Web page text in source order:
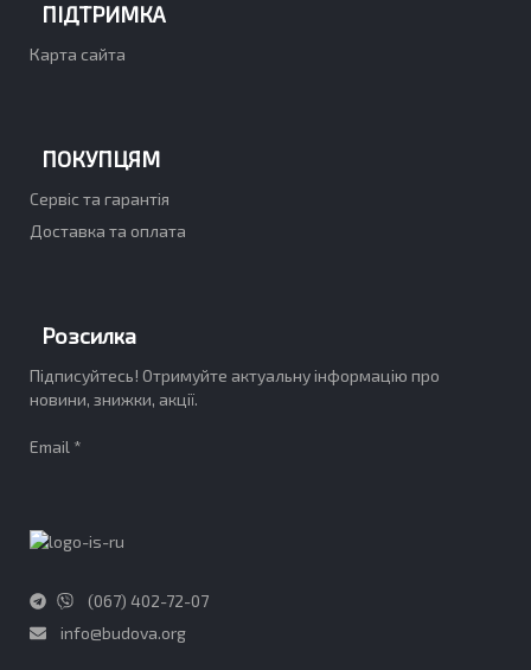
ПІДТРИМКА
Карта сайта
ПОКУПЦЯМ
Сервіс та гарантія
Доставка та оплата
Розсилка
Підписуйтесь! Отримуйте актуальну інформацію про
новини, знижки, акції.
Email *
(067) 402-72-07
info@budova.org